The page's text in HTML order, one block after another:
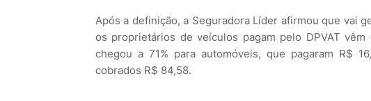
Após a definição, a Seguradora Líder afirmou que vai
os proprietários de veículos pagam pelo DPVAT
chegou a 71% para automóveis, que pagaram R$
cobrados R$ 84,58.